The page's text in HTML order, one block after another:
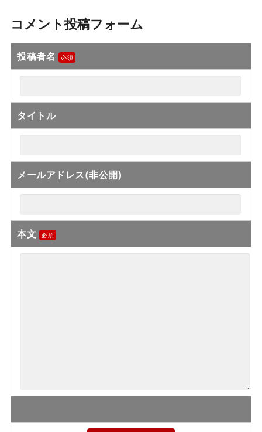
コメント投稿フォーム
投稿者名
タイトル
メールアドレス(非公開)
本文